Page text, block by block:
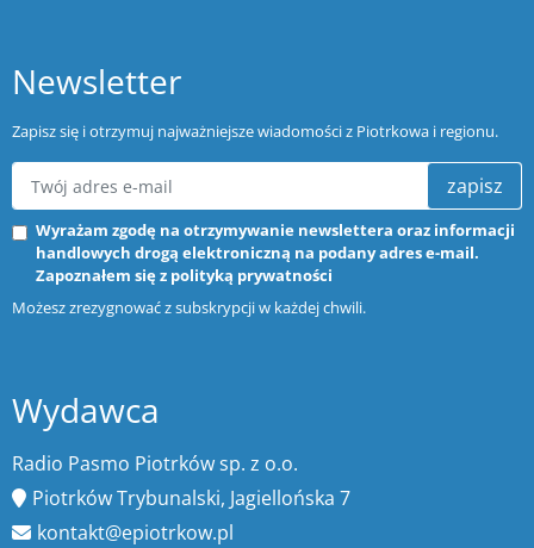
Newsletter
Zapisz się i otrzymuj najważniejsze wiadomości z Piotrkowa i regionu.
zapisz
Wyrażam zgodę na otrzymywanie newslettera oraz informacji
handlowych drogą elektroniczną na podany adres e-mail.
Zapoznałem się z polityką prywatności
Możesz zrezygnować z subskrypcji w każdej chwili.
Wydawca
Radio Pasmo Piotrków sp. z o.o.
Piotrków Trybunalski, Jagiellońska 7
kontakt@epiotrkow.pl